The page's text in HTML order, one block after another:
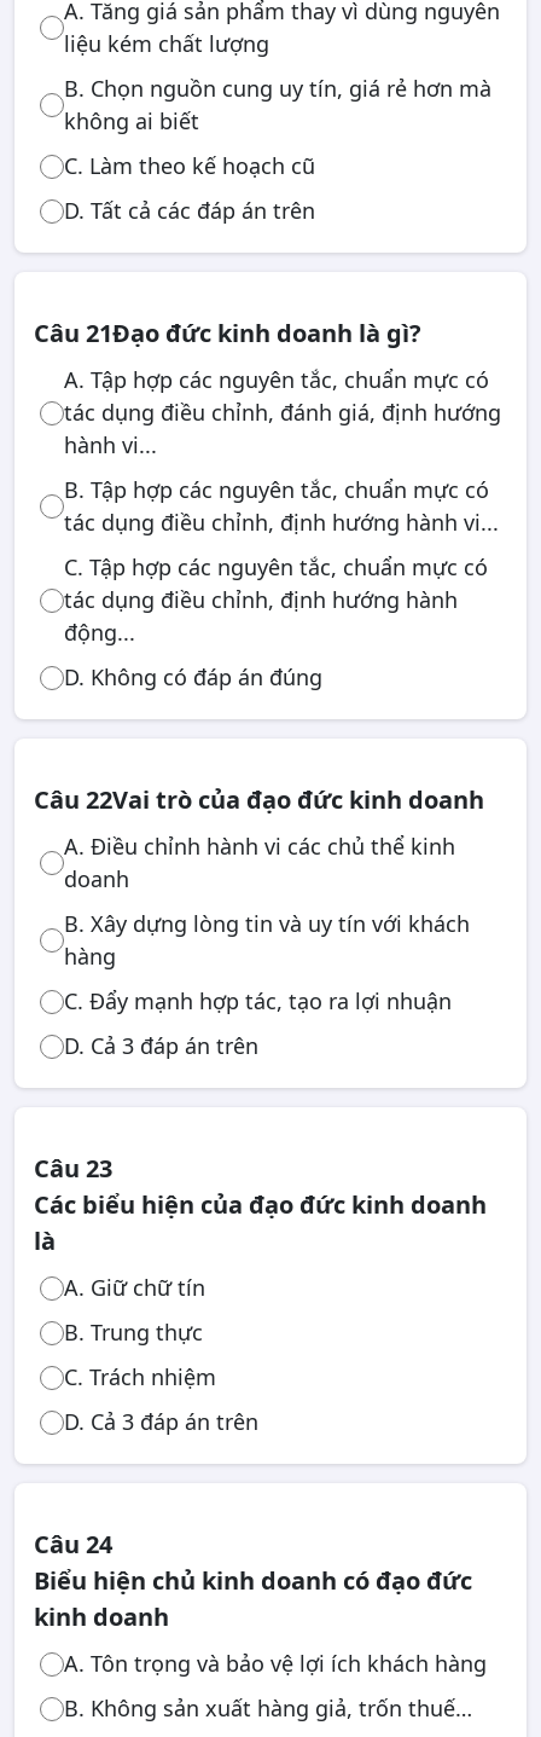
A. Tăng giá sản phẩm thay vì dùng nguyên
liệu kém chất lượng
B. Chọn nguồn cung uy tín, giá rẻ hơn mà
không ai biết
C. Làm theo kế hoạch cũ
D. Tất cả các đáp án trên
Câu 21Đạo đức kinh doanh là gì?
A. Tập hợp các nguyên tắc, chuẩn mực có
tác dụng điều chỉnh, đánh giá, định hướng
hành vi...
B. Tập hợp các nguyên tắc, chuẩn mực có
tác dụng điều chỉnh, định hướng hành vi...
C. Tập hợp các nguyên tắc, chuẩn mực có
tác dụng điều chỉnh, định hướng hành
động...
D. Không có đáp án đúng
Câu 22Vai trò của đạo đức kinh doanh
A. Điều chỉnh hành vi các chủ thể kinh
doanh
B. Xây dựng lòng tin và uy tín với khách
hàng
C. Đẩy mạnh hợp tác, tạo ra lợi nhuận
D. Cả 3 đáp án trên
Câu 23
Các biểu hiện của đạo đức kinh doanh
là
A. Giữ chữ tín
B. Trung thực
C. Trách nhiệm
D. Cả 3 đáp án trên
Câu 24
Biểu hiện chủ kinh doanh có đạo đức
kinh doanh
A. Tôn trọng và bảo vệ lợi ích khách hàng
B. Không sản xuất hàng giả, trốn thuế…